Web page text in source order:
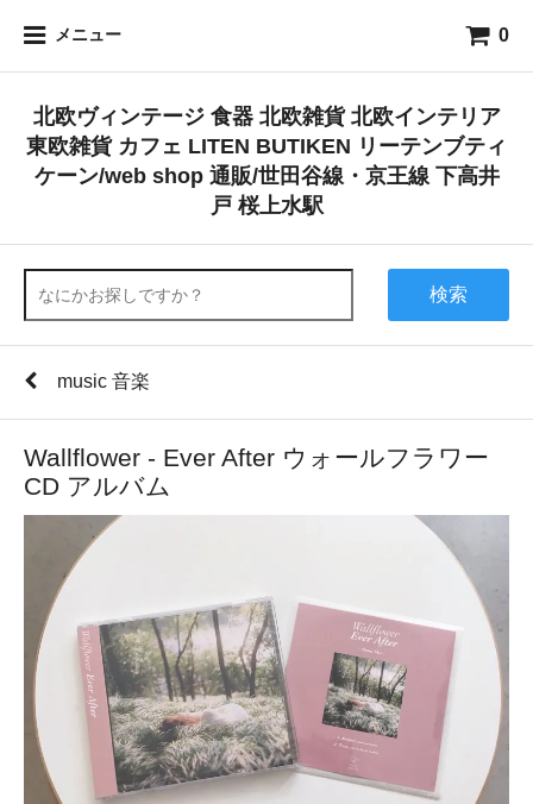
メニュー 0
北欧ヴィンテージ 食器 北欧雑貨 北欧インテリア
東欧雑貨 カフェ LITEN BUTIKEN リーテンブティ
ケーン/web shop 通販/世田谷線・京王線 下高井
戸 桜上水駅
検索
music 音楽
Wallflower - Ever After ウォールフラワー
CD アルバム